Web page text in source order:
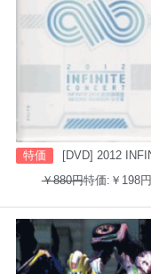
特価
[DVD] 2012 INFINITE CONCERT SECOND INVASION:
￥880円特価:￥198円